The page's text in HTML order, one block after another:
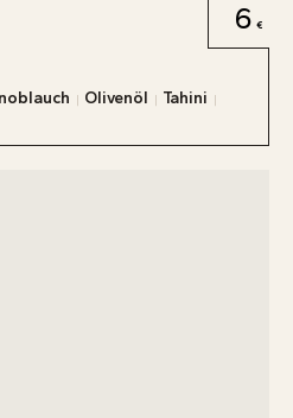
6
Olivenöl
Tahini